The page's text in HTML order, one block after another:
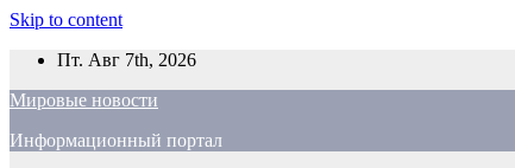
Skip to content
Пт. Авг 7th, 2026
Мировые новости
Информационный портал